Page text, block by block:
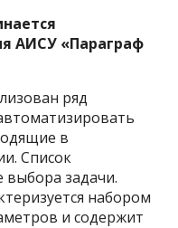
АИСУ «Параграф
ряд
в
Список
выбора задачи.
набором
и содержит